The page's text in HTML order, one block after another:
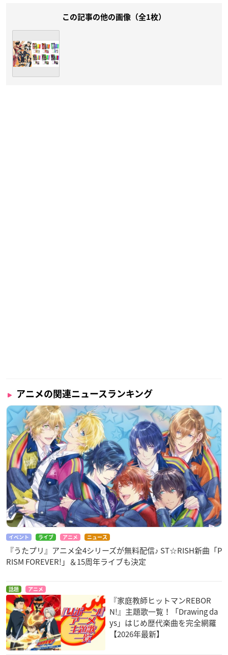
この記事の他の画像（全1枚）
アニメの関連ニュースランキング
イベント ライブ アニメ ニュース
『うたプリ』アニメ全4シリーズが無料配信♪ ST☆RISH新曲「P
RISM FOREVER!」＆15周年ライブも決定
話題 アニメ
『家庭教師ヒットマンREBOR
N!』主題歌一覧！「Drawing da
ys」はじめ歴代楽曲を完全網羅
【2026年最新】